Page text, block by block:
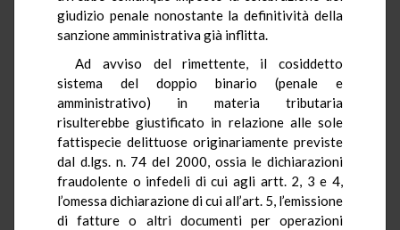
giudizio penale nonostante la definitività della
sanzione amministrativa già inflitta.
Ad avviso del rimettente, il cosiddetto
sistema del doppio binario (penale e
amministrativo) in materia tributaria
risulterebbe giustificato in relazione alle sole
fattispecie delittuose originariamente previste
dal d.lgs. n. 74 del 2000, ossia le dichiarazioni
fraudolente o infedeli di cui agli artt. 2, 3 e 4,
l’omessa dichiarazione di cui all’art. 5, l’emissione
di fatture o altri documenti per operazioni